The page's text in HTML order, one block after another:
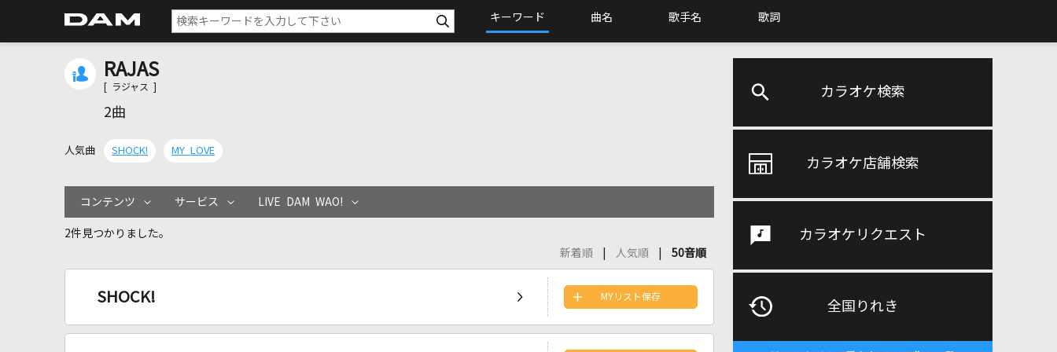
キーワード 曲名 歌手名 歌詞
カラオケ検索
カラオケ店舗検索
カラオケリクエスト
全国りれき
RAJAS
[ ラジャス ]
2曲
人気曲 SHOCK! MY LOVE
コンテンツ サービス LIVE DAM WAO!
2件見つかりました。
新着順
人気順 50音順
SHOCK! MYリスト保存